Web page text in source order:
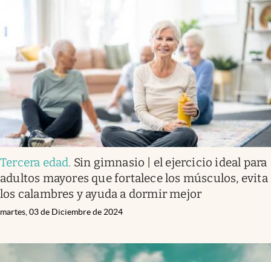
Tercera edad. Sin gimnasio | el ejercicio ideal para
adultos mayores que fortalece los músculos, evita
los calambres y ayuda a dormir mejor
martes, 03 de Diciembre de 2024